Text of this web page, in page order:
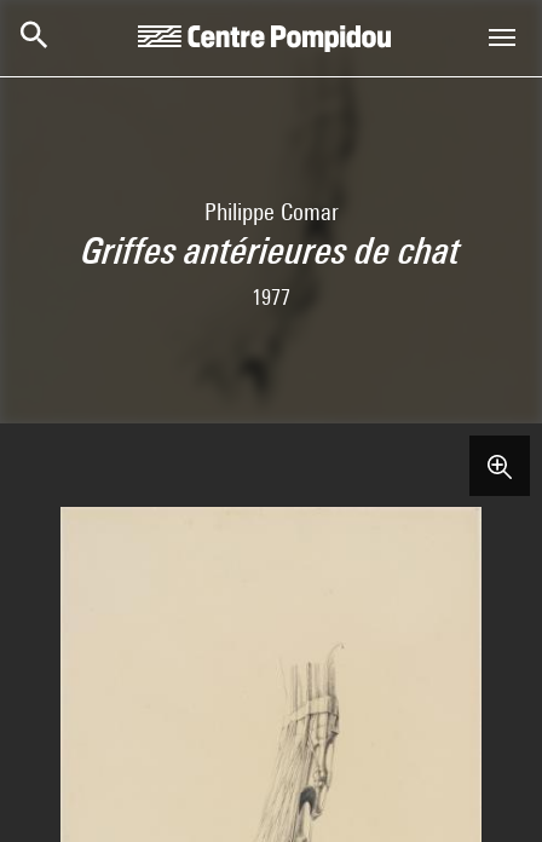
Philippe Comar
Griffes antérieures de chat
1977